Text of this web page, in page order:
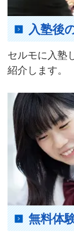
入塾後
セルモに入塾
紹介します。
無料体